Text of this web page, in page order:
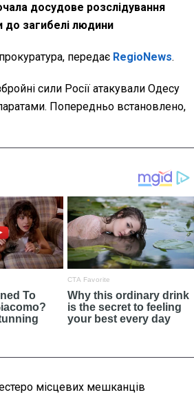
досудове розслідування
до загибелі людини
передає RegioNews.
сили Росії атакували Одесу
Попередньо встановлено,
місцевих мешканців